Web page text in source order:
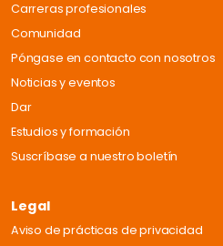
Carreras profesionales
Comunidad
Póngase en contacto con nosotros
Noticias y eventos
Dar
Estudios y formación
Suscríbase a nuestro boletín
Legal
Aviso de prácticas de privacidad